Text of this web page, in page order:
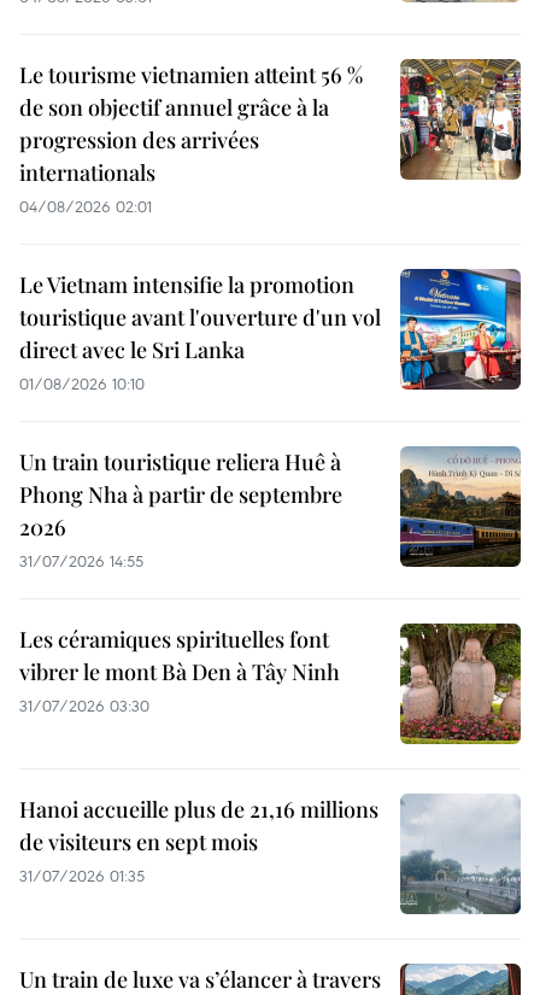
Le tourisme vietnamien atteint 56 %
de son objectif annuel grâce à la
progression des arrivées
internationals
04/08/2026 02:01
Le Vietnam intensifie la promotion
touristique avant l'ouverture d'un vol
direct avec le Sri Lanka
01/08/2026 10:10
Un train touristique reliera Huê à
Phong Nha à partir de septembre
2026
31/07/2026 14:55
Les céramiques spirituelles font
vibrer le mont Bà Den à Tây Ninh
31/07/2026 03:30
Hanoi accueille plus de 21,16 millions
de visiteurs en sept mois ​
31/07/2026 01:35
Un train de luxe va s’élancer à travers